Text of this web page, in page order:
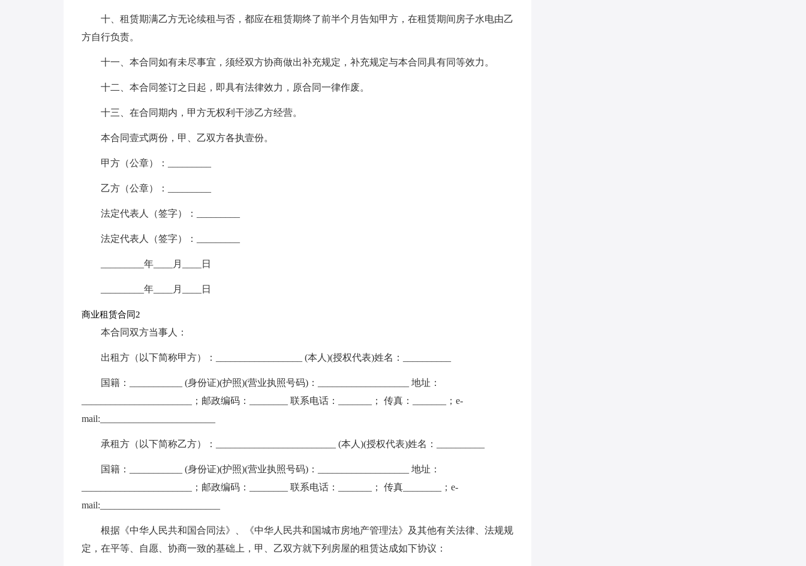
十、租赁期满乙方无论续租与否，都应在租赁期终了前半个月告知甲方，在租赁期间房子水电由乙
方自行负责。
十一、本合同如有未尽事宜，须经双方协商做出补充规定，补充规定与本合同具有同等效力。
十二、本合同签订之日起，即具有法律效力，原合同一律作废。
十三、在合同期内，甲方无权利干涉乙方经营。
本合同壹式两份，甲、乙双方各执壹份。
甲方（公章）：_________
乙方（公章）：_________
法定代表人（签字）：_________
法定代表人（签字）：_________
_________年____月____日
_________年____月____日
商业租赁合同2
本合同双方当事人：
出租方（以下简称甲方）：__________________ (本人)(授权代表)姓名：__________
国籍：___________ (身份证)(护照)(营业执照号码)：___________________ 地址：
_______________________；邮政编码：________ 联系电话：_______； 传真：_______；e-
mail:________________________
承租方（以下简称乙方）：_________________________ (本人)(授权代表)姓名：__________
国籍：___________ (身份证)(护照)(营业执照号码)：___________________ 地址：
_______________________；邮政编码：________ 联系电话：_______； 传真________；e-
mail:_________________________
根据《中华人民共和国合同法》、《中华人民共和国城市房地产管理法》及其他有关法律、法规规
定，在平等、自愿、协商一致的基础上，甲、乙双方就下列房屋的租赁达成如下协议：